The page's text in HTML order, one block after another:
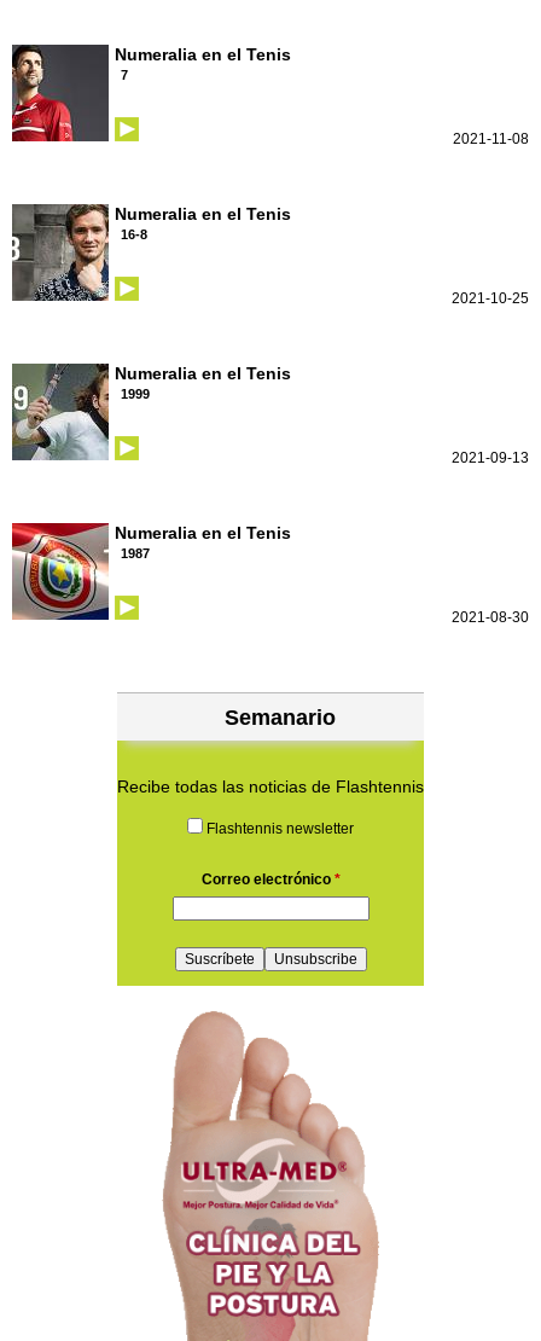
Numeralia en el Tenis
7
2021-11-08
Numeralia en el Tenis
16-8
2021-10-25
Numeralia en el Tenis
1999
2021-09-13
Numeralia en el Tenis
1987
2021-08-30
Semanario
Recibe todas las noticias de Flashtennis
Flashtennis newsletter
Correo electrónico *